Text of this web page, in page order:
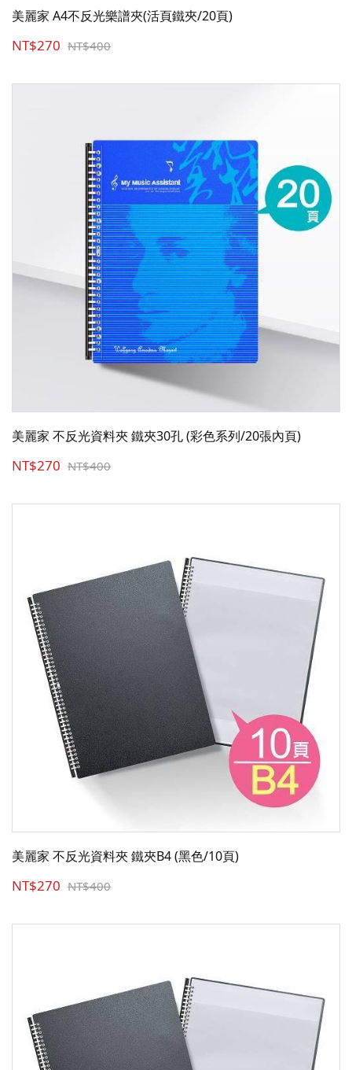
美麗家 A4不反光樂譜夾(活頁鐵夾/20頁)
NT$270 NT$400
美麗家 不反光資料夾 鐵夾30孔 (彩色系列/20張內頁)
NT$270 NT$400
美麗家 不反光資料夾 鐵夾B4 (黑色/10頁)
NT$270 NT$400